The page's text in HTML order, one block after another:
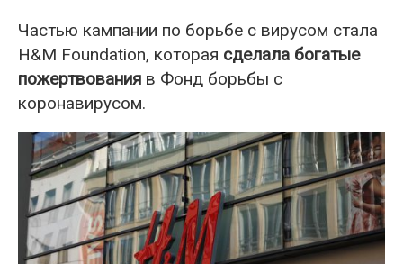
Частью кампании по борьбе с вирусом стала
H&M Foundation, которая сделала богатые
пожертвования в Фонд борьбы с
коронавирусом.